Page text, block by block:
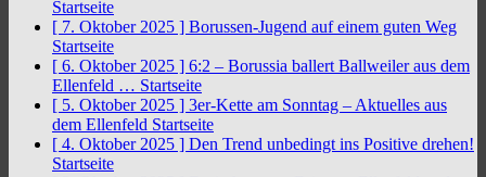
Startseite
[ 7. Oktober 2025 ] Borussen-Jugend auf einem guten Weg
Startseite
[ 6. Oktober 2025 ] 6:2 – Borussia ballert Ballweiler aus dem
Ellenfeld … Startseite
[ 5. Oktober 2025 ] 3er-Kette am Sonntag – Aktuelles aus
dem Ellenfeld Startseite
[ 4. Oktober 2025 ] Den Trend unbedingt ins Positive drehen!
Startseite